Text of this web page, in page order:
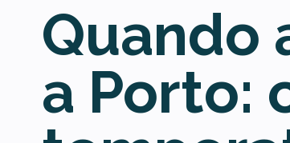
Quando
a Porto: